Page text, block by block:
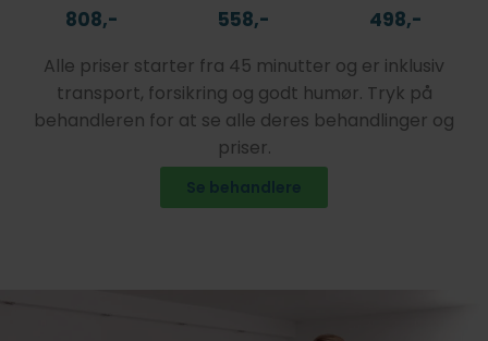
808,- 558,- 498,-
Alle priser starter fra 45 minutter og er inklusiv
transport, forsikring og godt humør. Tryk på
behandleren for at se alle deres behandlinger og
priser.
Se behandlere